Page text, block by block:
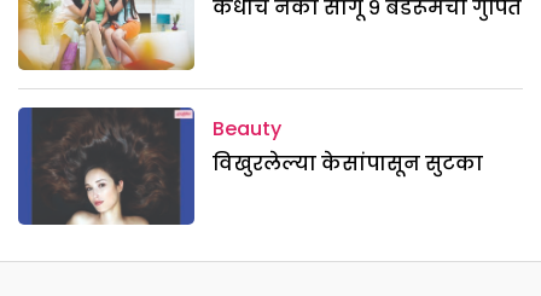
कधीच नका सांगू ९ बेडरूमची गुपित
Beauty
विखुरलेल्या केसांपासून सुटका